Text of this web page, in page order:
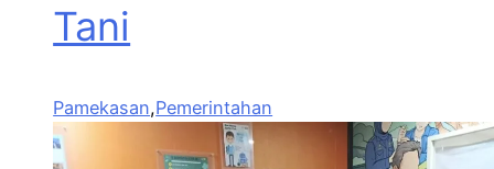
Tani
Pamekasan,Pemerintahan